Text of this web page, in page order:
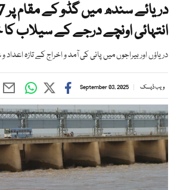
انتہائی اونچے درجے کے سیلاب
دریاؤں اور بیراجوں میں پانی کی آمد و اخراج کے تازہ اعداد
ویب ڈیسک September 03, 2025